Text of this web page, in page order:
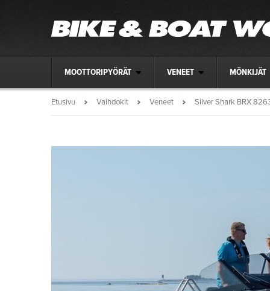
MOOTTORIPYÖRÄT VENEET MÖNKIJÄT
Etusivu Vaihdokit Veneet Silver Shark BRX